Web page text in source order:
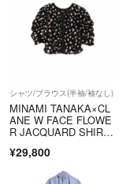
シャツ/ブラウス(半袖/袖なし)
MINAMI TANAKA×CL
ANE W FACE FLOWE
R JACQUARD SHIRRI
¥29,800